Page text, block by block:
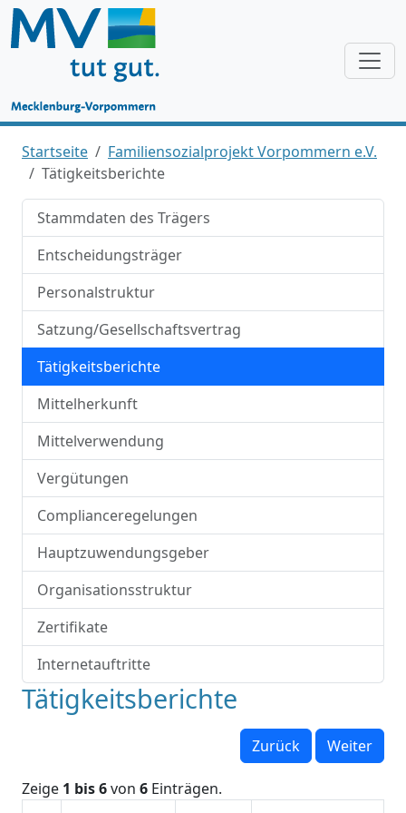
Startseite
Familiensozialprojekt Vorpommern e.V.
Tätigkeitsberichte
Stammdaten des Trägers
Entscheidungsträger
Personalstruktur
Satzung/Gesellschaftsvertrag
Tätigkeitsberichte
Mittelherkunft
Mittelverwendung
Vergütungen
Complianceregelungen
Hauptzuwendungsgeber
Organisationsstruktur
Zertifikate
Internetauftritte
Tätigkeitsberichte
Zurück Weiter
Zeige 1 bis 6von 6 Einträgen.